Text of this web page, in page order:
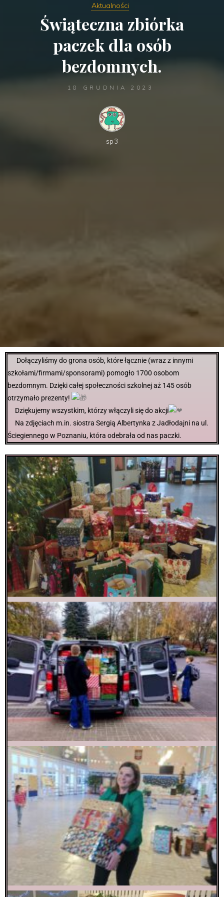
Aktualności
Świąteczna zbiórka
paczek dla osób
bezdomnych.
18 GRUDNIA 2023
sp3
Dołączyliśmy do grona osób, które łącznie (wraz z innymi
szkołami/firmami/sponsorami) pomogło 1700 osobom
bezdomnym. Dzięki całej społeczności szkolnej aż 145 osób
otrzymało prezenty!
Dziękujemy wszystkim, którzy włączyli się do akcji
Na zdjęciach m.in. siostra Sergią Albertynka z Jadłodajni na ul.
Ściegiennego w Poznaniu, która odebrała od nas paczki.